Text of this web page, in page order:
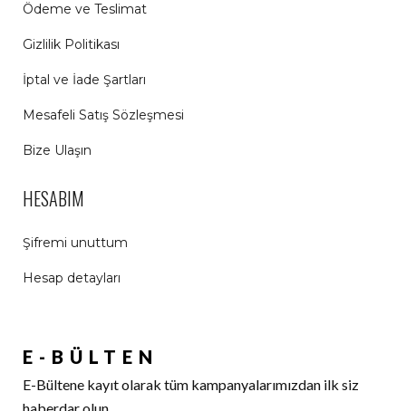
Ödeme ve Teslimat
Gizlilik Politikası
İptal ve İade Şartları
Mesafeli Satış Sözleşmesi
Bize Ulaşın
HESABIM
Şifremi unuttum
Hesap detayları
E-BÜLTEN
E-Bültene kayıt olarak tüm kampanyalarımızdan ilk siz